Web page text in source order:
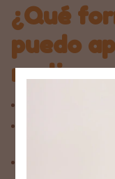
¿Qué
puedo
realizar
Podés seleccionar
3-6 Y 9 cuotas sin
Transferencia con